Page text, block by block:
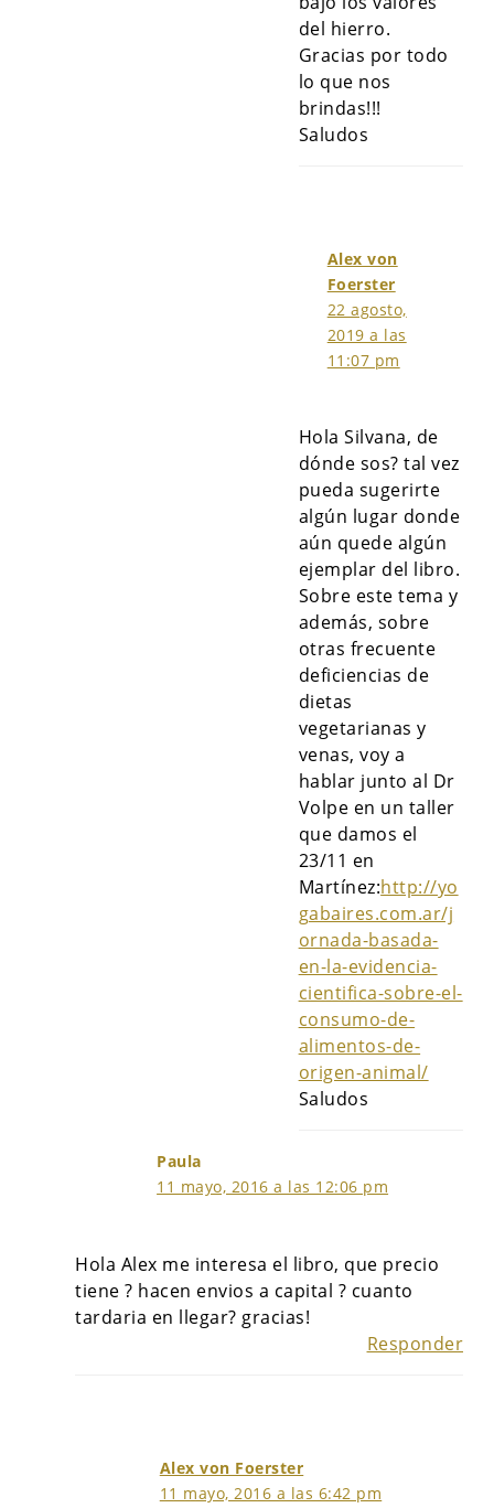
del hierro.
Gracias por todo
lo que nos
brindas!!!
Saludos
Alex von
Foerster
22 agosto,
2019 a las
11:07 pm
Hola Silvana, de
dónde sos? tal vez
pueda sugerirte
algún lugar donde
aún quede algún
ejemplar del libro.
Sobre este tema y
además, sobre
otras frecuente
deficiencias de
dietas
vegetarianas y
venas, voy a
hablar junto al Dr
Volpe en un taller
que damos el
23/11 en
Martínez:http://yo
gabaires.com.ar/j
ornada-basada-
en-la-evidencia-
cientifica-sobre-el-
consumo-de-
alimentos-de-
origen-animal/
Saludos
Paula
11 mayo, 2016 a las 12:06 pm
Hola Alex me interesa el libro, que precio
tiene ? hacen envios a capital ? cuanto
tardaria en llegar? gracias!
Responder
Alex von Foerster
11 mayo, 2016 a las 6:42 pm